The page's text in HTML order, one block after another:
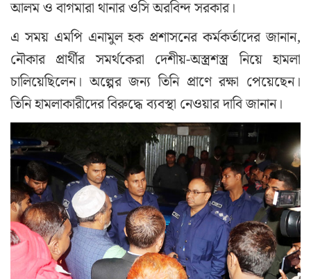
আলম ও বাগমারা থানার ওসি অরবিন্দ সরকার।
এ সময় এমপি এনামুল হক প্রশাসনের কর্মকর্তাদের জানান,
নৌকার প্রার্থীর সমর্থকেরা দেশীয়-অস্ত্রশস্ত্র নিয়ে হামলা
চালিয়েছিলেন। অল্পের জন্য তিনি প্রাণে রক্ষা পেয়েছেন।
তিনি হামলাকারীদের বিরুদ্ধে ব্যবস্থা নেওয়ার দাবি জানান।